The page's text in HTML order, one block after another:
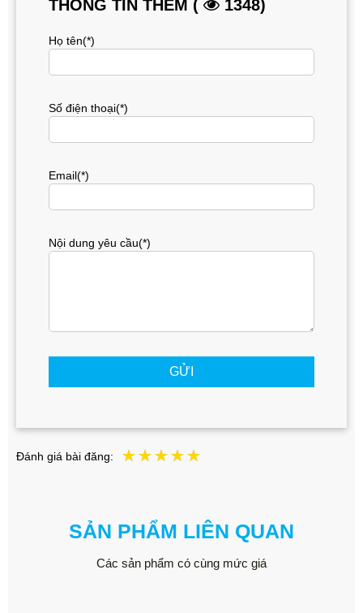
THÔNG TIN THÊM ( 1348)
Họ tên(*)
Số điện thoại(*)
Email(*)
Nội dung yêu cầu(*)
GỬI
Đánh giá bài đăng:
SẢN PHẨM LIÊN QUAN
Các sản phẩm có cùng mức giá